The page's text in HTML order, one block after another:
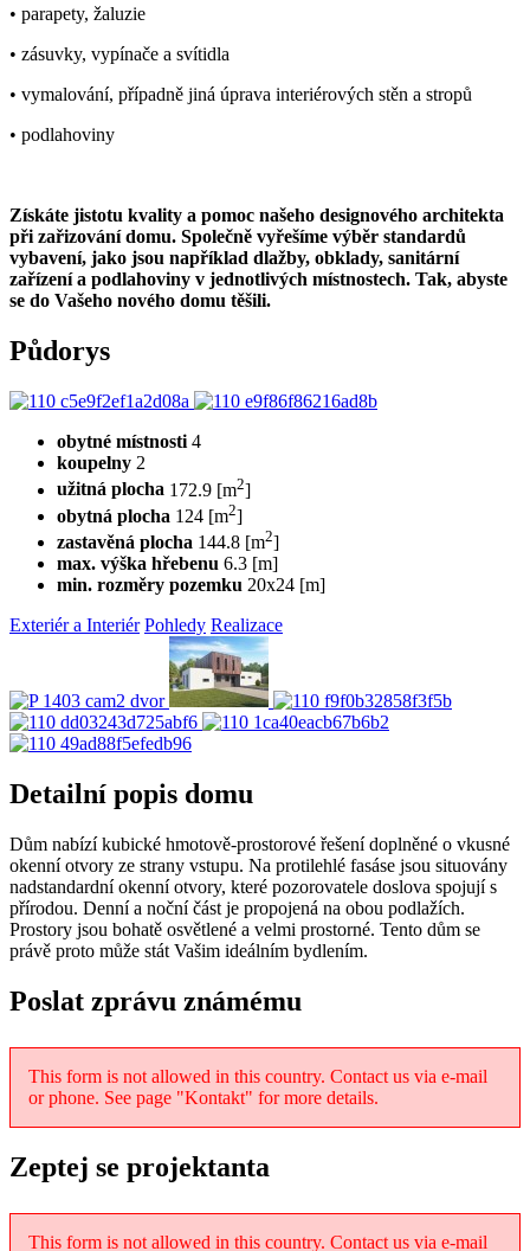
• parapety, žaluzie
• zásuvky, vypínače a svítidla
• vymalování, případně jiná úprava interiérových stěn a stropů
• podlahoviny
Získáte jistotu kvality a pomoc našeho designového architekta
při zařizování domu. Společně vyřešíme výběr standardů
vybavení, jako jsou například dlažby, obklady, sanitární
zařízení a podlahoviny v jednotlivých místnostech. Tak, abyste
se do Vašeho nového domu těšili.
Půdorys
obytné místnosti 4
koupelny 2
užitná plocha 172.9 [m2]
obytná plocha 124 [m2]
zastavěná plocha 144.8 [m2]
max. výška hřebenu 6.3 [m]
min. rozměry pozemku 20x24 [m]
Exteriér a Interiér Pohledy Realizace
Detailní popis domu
Dům nabízí kubické hmotově-prostorové řešení doplněné o vkusné
okenní otvory ze strany vstupu. Na protilehlé fasáse jsou situovány
nadstandardní okenní otvory, které pozorovatele doslova spojují s
přírodou. Denní a noční část je propojená na obou podlažích.
Prostory jsou bohatě osvětlené a velmi prostorné. Tento dům se
právě proto může stát Vašim ideálním bydlením.
Poslat zprávu známému
This form is not allowed in this country. Contact us via e-mail
or phone. See page "Kontakt" for more details.
Zeptej se projektanta
This form is not allowed in this country. Contact us via e-mail